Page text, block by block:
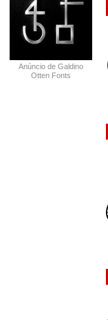
Anúncio de Galdino
Otten Fonts